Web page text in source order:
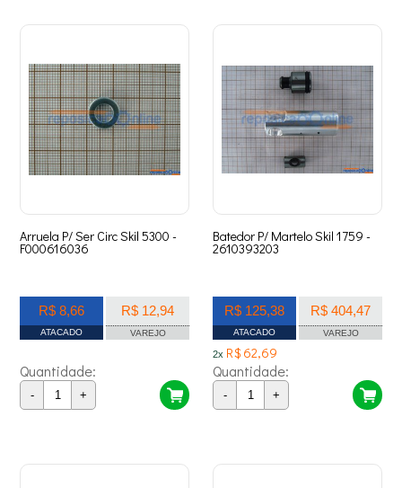
Arruela P/ Ser Circ Skil 5300 -
F000616036
R$ 8,66
ATACADO
R$ 12,94
VAREJO
Quantidade:
- +
Batedor P/ Martelo Skil 1759 -
2610393203
R$ 125,38
ATACADO
R$ 404,47
VAREJO
2x R$ 62,69
Quantidade:
- +